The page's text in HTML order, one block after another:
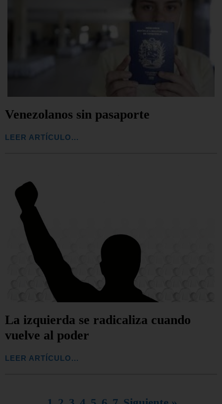
Venezolanos sin pasaporte
LEER ARTÍCULO...
La izquierda se radicaliza cuando
vuelve al poder
LEER ARTÍCULO...